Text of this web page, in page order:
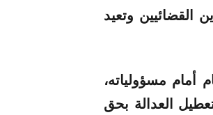
القضائيين وتعيد
أمام مسؤولياته،
العدالة بحق